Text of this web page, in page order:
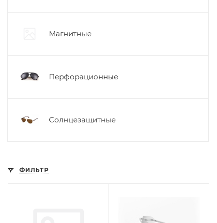
Магнитные
Перфорационные
Солнцезащитные
ФИЛЬТР